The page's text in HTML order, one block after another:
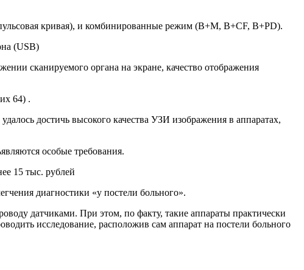
кривая), и комбинированные режим (B+M, B+CF, B+PD).
(USB)
сканируемого органа на экране, качество отображения
64) .
достичь высокого качества УЗИ изображения в аппаратах,
особые требования.
15 тыс. рублей
диагностики «у постели больного».
датчиками. При этом, по факту, такие аппараты практически
исследование, расположив сам аппарат на постели больного